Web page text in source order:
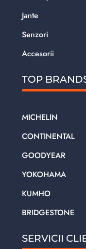
Jante
Senzori
Accesorii
TOP
MICHELIN
CONTINENTAL
GOODYEAR
YOKOHAMA
KUMHO
BRIDGESTONE
SERVICII